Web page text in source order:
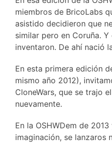
miembros de BricoLabs
asistido decidieron que
similar pero en Coruña.
inventaron. De ahí nació
En esta primera edición
mismo año 2012),
CloneWars, que se trajo
nuevamente.
En la OSHWDem de
imaginación, se lanzaros